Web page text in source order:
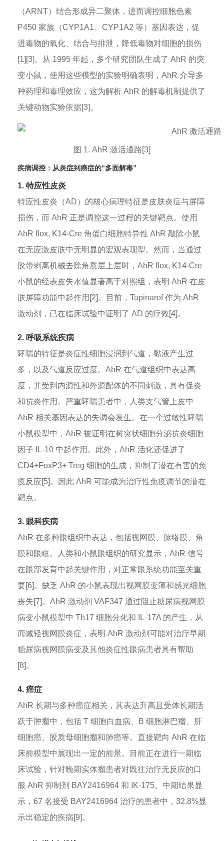
（ARNT）结合形成异二聚体，进而调控细胞色素
P450 家族（CYP1A1、CYP1A2 等）基因表达，促
进毒物的氧化、结合与排泄，降低毒物对细胞的损伤
[1][3]。从 1995 年起，多个研究团队生成了 AhR 的突
变小鼠，使用这些模型的实验明确表明，AhR 介导多
种药理和毒理效应，这为解析 AhR 的解毒机制提供了
关键动物实验依据[3]。
图 1. AhR 激活通路[3]
疾病调控：从炎症到癌症的“多面解毒”
1. 特应性皮炎
特应性皮炎（AD）的核心病理特征是皮肤炎症与屏障
损伤，而 AhR 正是调控这一过程的关键靶点。使用
AhR flox, K14-Cre 角蛋白细胞特异性 AhR 敲除小鼠
在无应激皮肤中无明显的宏观表现型。然而，当通过
胶带剥离机械去除角质层上层时，AhR flox, K14-Cre
小鼠的经表皮失水值显著高于对照组，表明 AhR 在皮
肤屏障功能中起作用[2]。目前，Tapinarof 作为 AhR
激动剂，已在临床试验中证明了 AD 的疗效[4]。
2. 呼吸系统疾病
哮喘的特征是炎症性细胞浸润到气道，黏液产生过
多，以及气道反应过度。AhR 在气道组织中表达高
度，并受到内源性和外源配体的不同刺激，具有促炎
和抗炎作用。严重哮喘患者中，人类支气管上皮中
AhR 相关基因表达的失调会发生。在一个过敏性哮喘
小鼠模型中，AhR 被证明在树突状细胞分泌抗炎细胞
因子 IL-10 中起作用。此外，AhR 活化还促进了
CD4+FoxP3+ Treg 细胞的生成，抑制了潜在有害的免
疫反应[5]。因此 AhR 可能成为治疗性免疫调节的潜在
靶点。
3. 眼科疾病
AhR 在多种眼组织中表达，包括视网膜、脉络膜、角
膜和眼眶。人类和小鼠眼组织的研究显示，AhR 信号
在眼部发育中起关键作用，对正常眼系统功能至关重
要[6]。缺乏 AhR 的小鼠表现出视网膜变薄和感光细胞
丧失[7]。AhR 激动剂 VAF347 通过阻止糖尿病视网膜
病变小鼠模型中 Th17 细胞分化和 IL-17A 的产生，从
而减轻视网膜炎症，表明 AhR 激动剂可能对治疗早期
糖尿病视网膜病变及其他炎症性眼病患者具有帮助
[8]。
4. 癌症
AhR 长期与多种癌症相关，其表达升高且受体长期活
跃于肿瘤中，包括 T 细胞白血病、B 细胞淋巴瘤、肝
细胞癌、胶质母细胞瘤和肺癌等。直接靶向 AhR 在临
床前模型中展现出一定的前景。目前正在进行一期临
床试验，针对晚期实体瘤患者对既往治疗无反应的口
服 AhR 抑制剂 BAY2416964 和 IK-175。中期结果显
示，67 名接受 BAY2416964 治疗的患者中，32.8%显
示出稳定的疾病[9]。